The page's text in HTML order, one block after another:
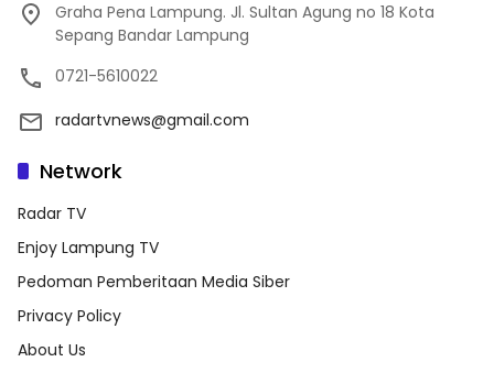
Graha Pena Lampung. Jl. Sultan Agung no 18 Kota
Sepang Bandar Lampung
0721-5610022
radartvnews@gmail.com
Network
Radar TV
Enjoy Lampung TV
Pedoman Pemberitaan Media Siber
Privacy Policy
About Us